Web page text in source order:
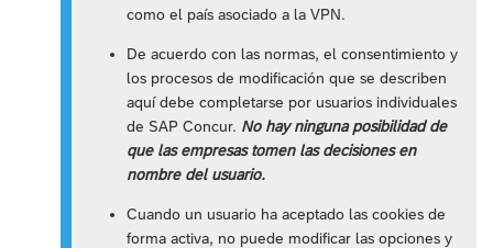
como el país asociado a la VPN.
De acuerdo con las normas, el consentimiento y
los procesos de modificación que se describen
aquí debe completarse por usuarios individuales
de SAP Concur. No hay ninguna posibilidad de
que las empresas tomen las decisiones en
nombre del usuario.
Cuando un usuario ha aceptado las cookies de
forma activa, no puede modificar las opciones y